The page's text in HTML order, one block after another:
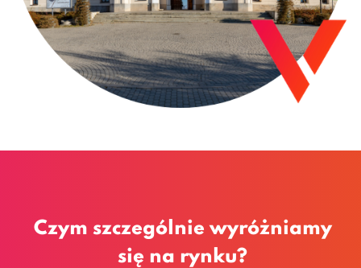
Czym szczególnie wyróżniamy
się na rynku?